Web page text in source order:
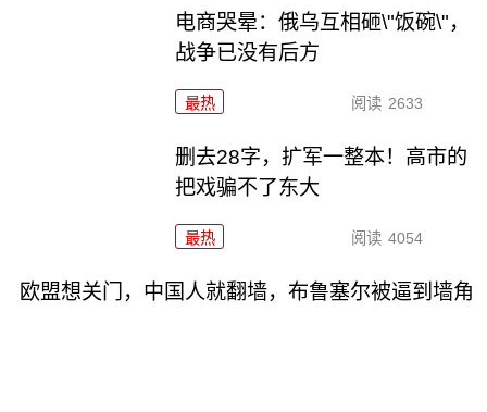
电商哭晕：俄乌互相砸\"饭碗\"，
战争已没有后方
最热 阅读 2633
删去28字，扩军一整本！高市的
把戏骗不了东大
最热 阅读 4054
欧盟想关门，中国人就翻墙，布鲁塞尔被逼到墙角